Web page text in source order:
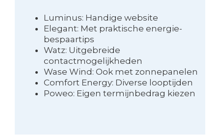
Luminus: Handige website
Elegant: Met praktische energie-
bespaartips
Watz: Uitgebreide
contactmogelijkheden
Wase Wind: Ook met zonnepanelen
Comfort Energy: Diverse looptijden
Poweo: Eigen termijnbedrag kiezen